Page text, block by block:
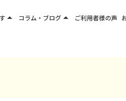
arrow_drop_up コラム・ブログarrow_drop_up ご利用者様の声